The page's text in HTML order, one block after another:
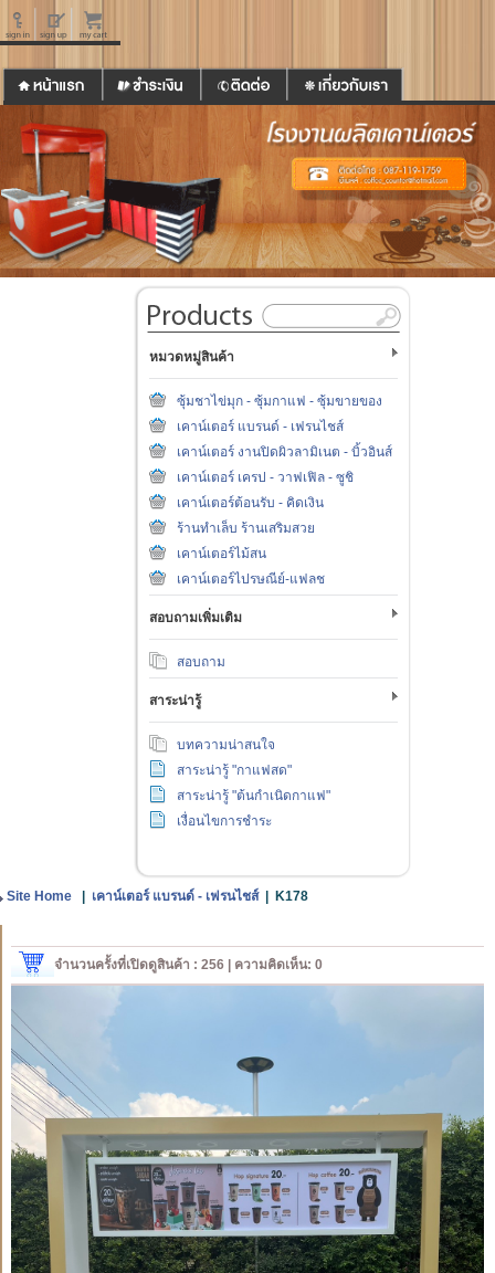
หมวดหมู่สินค้า
ซุ้มชาไข่มุก - ซุ้มกาแฟ - ซุ้มขายของ
เคาน์เตอร์ แบรนด์ - เฟรนไชส์
เคาน์เตอร์ งานปิดผิวลามิเนต - บิ้วอินส์
เคาน์เตอร์ เครป - วาฟเฟิล - ซูชิ
เคาน์เตอร์ต้อนรับ - คิดเงิน
ร้านทำเล็บ ร้านเสริมสวย
เคาน์เตอร์ไม้สน
เคาน์เตอร์ไปรษณีย์-แฟลช
สอบถามเพิ่มเติม
สอบถาม
สาระน่ารู้
บทความน่าสนใจ
สาระน่ารู้ "กาแฟสด"
สาระน่ารู้ "ต้นกำเนิดกาแฟ"
เงื่อนไขการชำระ
Site Home เคาน์เตอร์ แบรนด์ - เฟรนไชส์| K178
จำนวนครั้งที่เปิดดูสินค้า : 256 | ความคิดเห็น: 0